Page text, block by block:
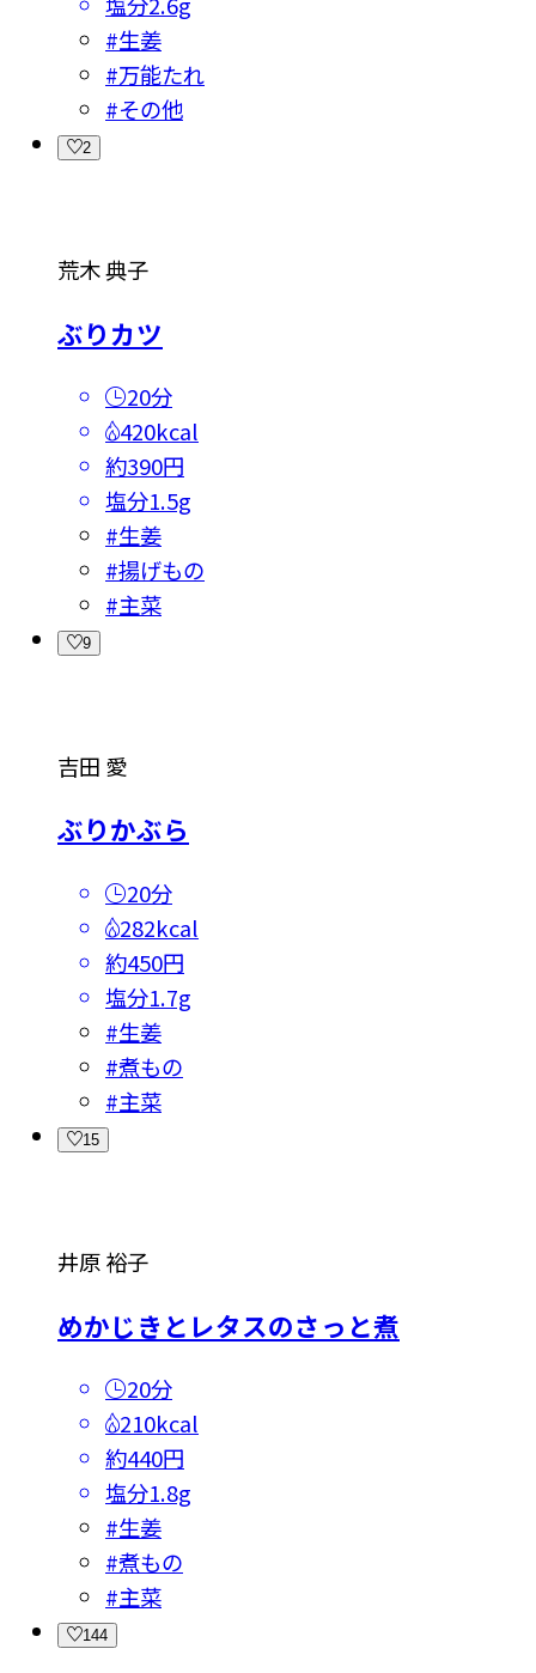
#生姜
#万能たれ
#その他
2
荒木 典子
ぶりカツ
20分
420kcal
約390円
塩分1.5g
#生姜
#揚げもの
#主菜
9
吉田 愛
ぶりかぶら
20分
282kcal
約450円
塩分1.7g
#生姜
#煮もの
#主菜
15
井原 裕子
めかじきとレタスのさっと煮
20分
210kcal
約440円
塩分1.8g
#生姜
#煮もの
#主菜
144